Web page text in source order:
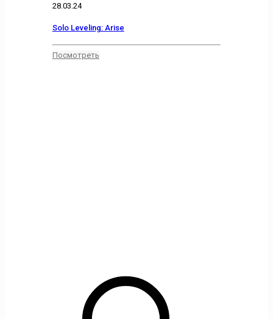
28.03.24
Solo Leveling: Arise
Посмотреть